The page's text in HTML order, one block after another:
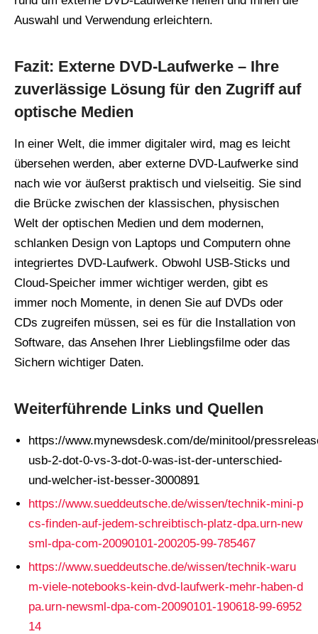
Auswahl und Verwendung erleichtern.
Fazit: Externe DVD-Laufwerke – Ihre
zuverlässige Lösung für den Zugriff auf
optische Medien
In einer Welt, die immer digitaler wird, mag es leicht
übersehen werden, aber externe DVD-Laufwerke sind
nach wie vor äußerst praktisch und vielseitig. Sie sind
die Brücke zwischen der klassischen, physischen
Welt der optischen Medien und dem modernen,
schlanken Design von Laptops und Computern ohne
integriertes DVD-Laufwerk. Obwohl USB-Sticks und
Cloud-Speicher immer wichtiger werden, gibt es
immer noch Momente, in denen Sie auf DVDs oder
CDs zugreifen müssen, sei es für die Installation von
Software, das Ansehen Ihrer Lieblingsfilme oder das
Sichern wichtiger Daten.
Weiterführende Links und Quellen
https://www.mynewsdesk.com/de/minitool/
usb-2-dot-0-vs-3-dot-0-was-ist-der-unterschied-
und-welcher-ist-besser-3000891
https://www.sueddeutsche.de/wissen/technik-mini-p
cs-finden-auf-jedem-schreibtisch-platz-dpa.urn-new
sml-dpa-com-20090101-200205-99-785467
https://www.sueddeutsche.de/wissen/technik-waru
m-viele-notebooks-kein-dvd-laufwerk-mehr-haben-d
pa.urn-newsml-dpa-com-20090101-190618-99-6952
14